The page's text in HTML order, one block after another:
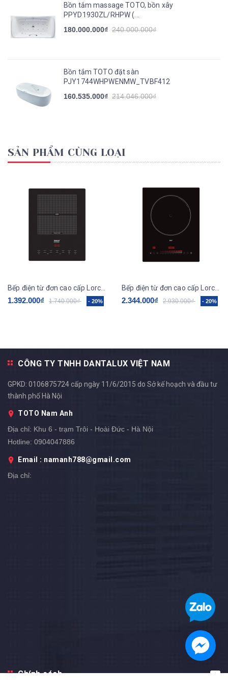
Bồn tắm massage TOTO, bồn xây
PPYD1930ZL/RHPW (...
180.000.000₫ 240.000.000₫
Bồn tắm TOTO đặt sàn
PJY1744WHPWENMW_TVBF412
160.535.000₫ 214.046.000₫
SẢN PHẨM CÙNG LOẠI
Bếp điện từ đơn cao cấp Lorca TA-1017 PLUS
1.392.000₫ 1.740.000₫ - 20%
Bếp điện từ đơn cao cấp Lorca TA-1018 PLUS
2.344.000₫ 2.930.000₫ - 20%
CÔNG TY TNHH DANTALUX VIỆT NAM
GPKD: 0106875724 cấp ngày 11/6/2015 do Sở kế hoạch và đầu tư
thành phố Hà Nội
TOTO Nam Anh
Địa chỉ: Khu 6 - trạm Trôi - Hoài Đức - Hà Nội
Hotline: 0904047886
Email : namanh788@gmail.com
Địa chỉ:
Chính sách